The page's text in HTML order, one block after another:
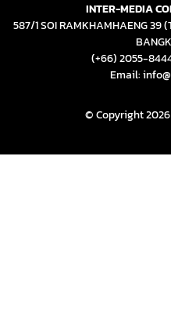
INTER-MEDIA
587/1 SOI RAMKHAMHAENG 39
(+66) 2055-
Email:
© Copyright